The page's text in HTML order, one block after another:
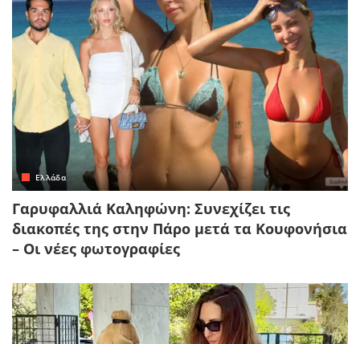
Ελλάδα
Γαρυφαλλιά Καληφώνη: Συνεχίζει τις
διακοπές της στην Πάρο μετά τα Κουφονήσια
– Οι νέες φωτογραφίες